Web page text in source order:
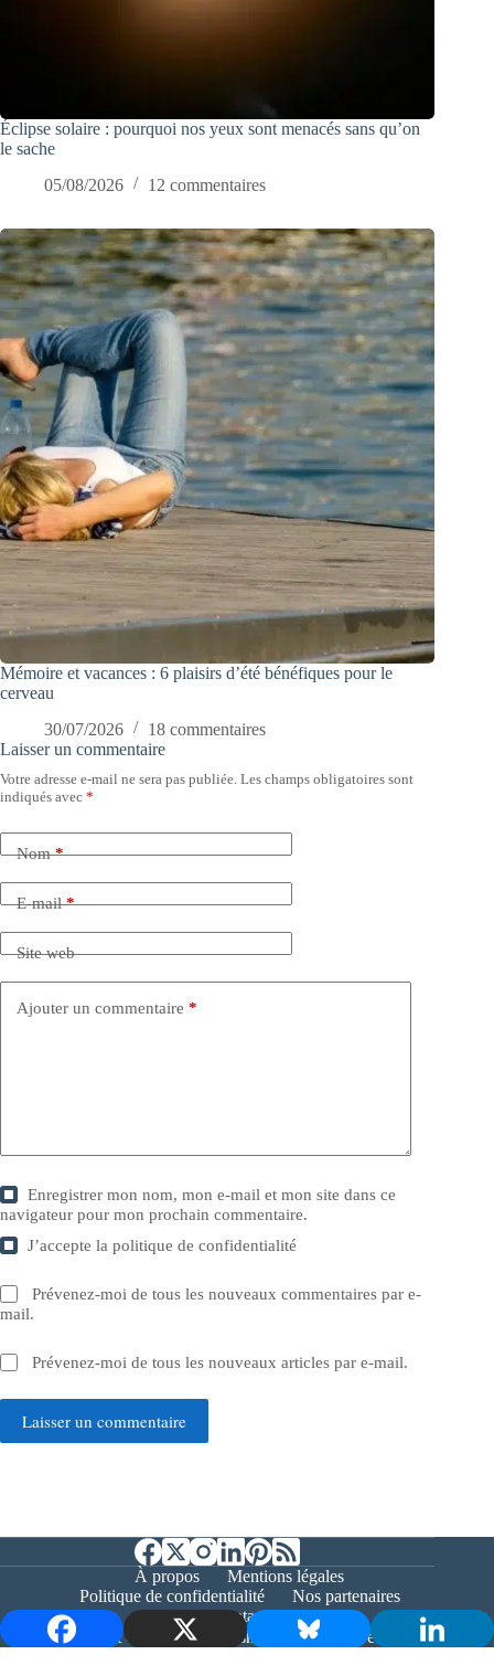
Éclipse solaire : pourquoi nos yeux sont menacés sans qu’on
le sache
05/08/2026
12 commentaires
Mémoire et vacances : 6 plaisirs d’été bénéfiques pour le
cerveau
30/07/2026
18 commentaires
Laisser un commentaire
Votre adresse e-mail ne sera pas publiée. Les champs obligatoires sont
indiqués avec *
Nom*
E-mail*
Site web
Ajouter un commentaire *
Enregistrer mon nom, mon e-mail et mon site dans ce
navigateur pour mon prochain commentaire.
J’accepte lapolitique de confidentialité
Prévenez-moi de tous les nouveaux commentaires par e-
mail.
Prévenez-moi de tous les nouveaux articles par e-mail.
Laisser un commentaire
À propos
Mentions légales
Politique de confidentialité
Nos partenaires
Contact
Copyright © 2026 - Bernieshoot.fr Journal Web